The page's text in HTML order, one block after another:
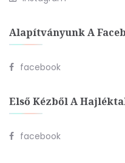
Alapítványunk A
facebook
Első Kézből A
facebook